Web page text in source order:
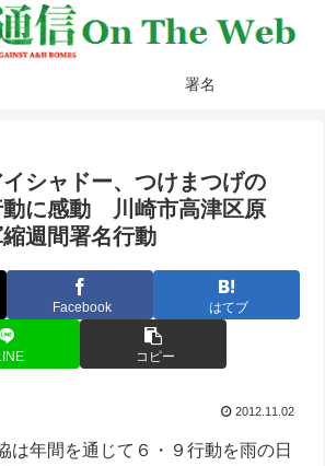
署名
イシャドー、つけまつげの
動に感動 川崎市高津区原
週間署名行動
Facebook はてブ
コピー
2012.11.02
は年間を通じて６・９行動を雨の日